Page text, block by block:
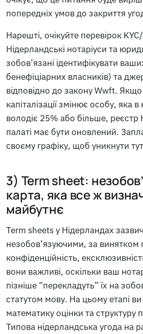
попередніх умов до закриття
Нарешті, очікуйте перевірок
Нідерландські нотаріуси та
зобов’язані ідентифікувати
бенефіціарних власників) та
відповідно до закону Wwft.
капіталізації змінює особу, яка
володіє 25% або більше, реєстр
палаті має бути оновлений.
своєму графіку, щоб уникнути
3) Term sheet:
карта, яка все ж
майбутнє
Term sheets у Нідерландах
незобов’язуючими, за
конфіденційність,
вони важливі, оскільки ваш
пізніше “перекладуть” їх на
статутом мову. На цьому етапі ви
математику оцінки та структуру
Типова нідерландська угода на